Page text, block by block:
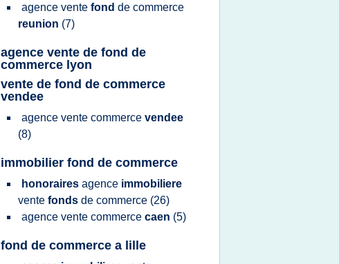
agence vente fond de commerce
reunion (7)
agence vente de fond de
commerce lyon
vente de fond de commerce
vendee
agence vente commerce vendee
(8)
immobilier fond de commerce
honoraires agence immobiliere
vente fonds de commerce (26)
agence vente commerce caen (5)
fond de commerce a lille